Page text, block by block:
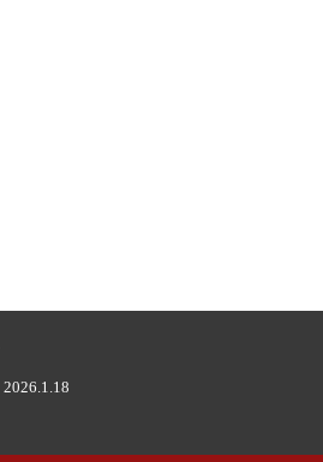
2026.1.18